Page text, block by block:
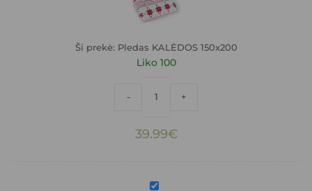
Ši prekė: Pledas KALĖDOS 150x200
Liko 100
- +
39.99€
Trijų